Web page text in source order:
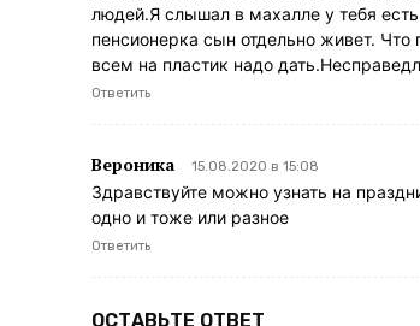
людей.Я слышал в махалле у тебя
пенсионерка сын отдельно живет.
всем на пластик надо
Ответить
Вероника 15.08.2020 в 15:08
Здравствуйте можно узнать на
одно и тоже или разное
Ответить
ОСТАВЬТЕ ОТВЕТ